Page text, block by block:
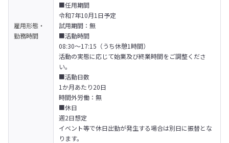
雇用形態・
勤務時間
■任用期間
令和7年10月1日予定
試用期間：無
■活動時間
08:30～17:15（うち休憩1時間）
活動の実態に応じて始業及び終業時間をご調整くださ
い。
■活動日数
1か月あたり20日
時間外労働：無
■休日
週2日想定
イベント等で休日出勤が発生する場合は別日に振替とな
ります。